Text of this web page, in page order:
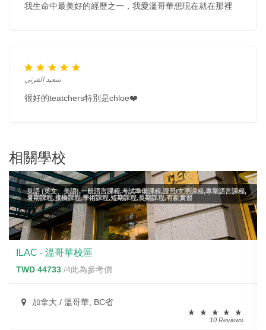
我生命中最美好的經歷之一，我愛溫哥華想現在就在那裡
سعيد القرني
很好的teatchers特別是chloe❤️
相關學校
英語 (英文、美語),一般語言課程,考試準備課程,證照/文憑課程,專業語言課程,
暑期課程,接橋課程,學術課程,短期課程,長期課程,有薪實習
ILAC - 溫哥華校區
TWD 44733 /4此為參考價
加拿大 / 溫哥華, BC省
10 Reviews